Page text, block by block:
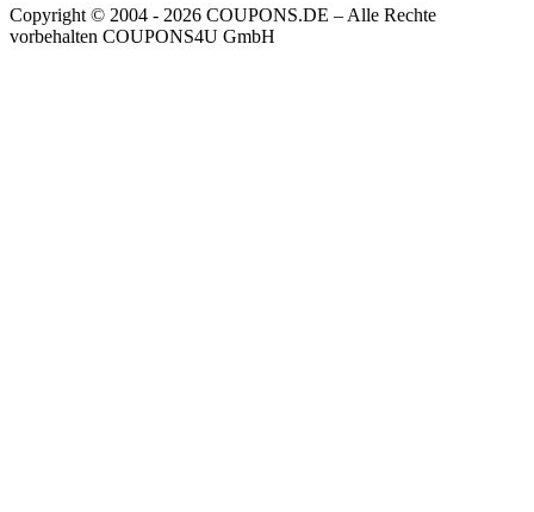
Copyright © 2004 ‐ 2026 COUPONS.DE – Alle Rechte
vorbehalten COUPONS4U GmbH